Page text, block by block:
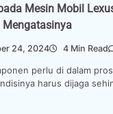
Mesin Mobil
24, 2024 4 Min Read
perlu di dalam
harus dijaga